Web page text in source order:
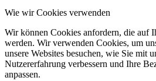
Wie wir Cookies verwenden
Wir können Cookies anfordern, die auf
werden. Wir verwenden Cookies, um
unsere Websites besuchen, wie Sie mit
Nutzererfahrung verbessern und Ihre
anpassen.